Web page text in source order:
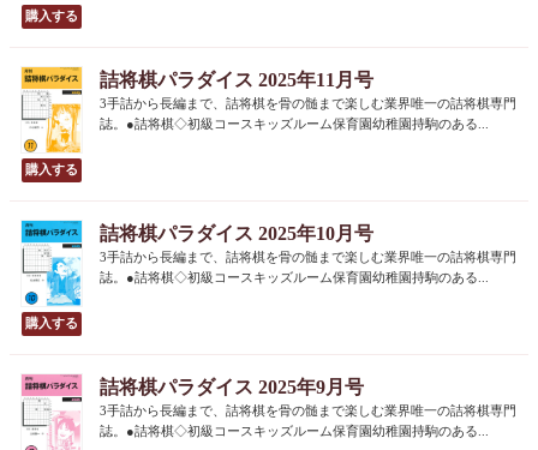
詰将棋パラダイス 2025年11月号
3手詰から長編まで、詰将棋を骨の髄まで楽しむ業界唯一の詰将棋専門
誌。●詰将棋◇初級コースキッズルーム保育園幼稚園持駒のある...
詰将棋パラダイス 2025年10月号
3手詰から長編まで、詰将棋を骨の髄まで楽しむ業界唯一の詰将棋専門
誌。●詰将棋◇初級コースキッズルーム保育園幼稚園持駒のある...
詰将棋パラダイス 2025年9月号
3手詰から長編まで、詰将棋を骨の髄まで楽しむ業界唯一の詰将棋専門
誌。●詰将棋◇初級コースキッズルーム保育園幼稚園持駒のある...